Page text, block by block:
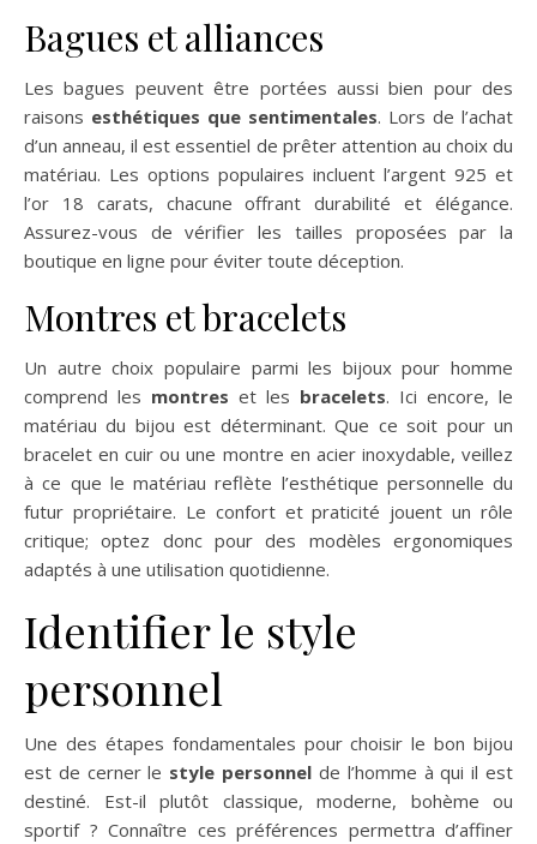
Bagues et alliances
Les bagues peuvent être portées aussi bien pour des
raisons esthétiques que sentimentales. Lors de l’achat
d’un anneau, il est essentiel de prêter attention au choix du
matériau. Les options populaires incluent l’argent 925 et
l’or 18 carats, chacune offrant durabilité et élégance.
Assurez-vous de vérifier les tailles proposées par la
boutique en ligne pour éviter toute déception.
Montres et bracelets
Un autre choix populaire parmi les bijoux pour homme
comprend les montres et les bracelets. Ici encore, le
matériau du bijou est déterminant. Que ce soit pour un
bracelet en cuir ou une montre en acier inoxydable, veillez
à ce que le matériau reflète l’esthétique personnelle du
futur propriétaire. Le confort et praticité jouent un rôle
critique; optez donc pour des modèles ergonomiques
adaptés à une utilisation quotidienne.
Identifier le style
personnel
Une des étapes fondamentales pour choisir le bon bijou
est de cerner le style personnel de l’homme à qui il est
destiné. Est-il plutôt classique, moderne, bohème ou
sportif ? Connaître ces préférences permettra d’affiner